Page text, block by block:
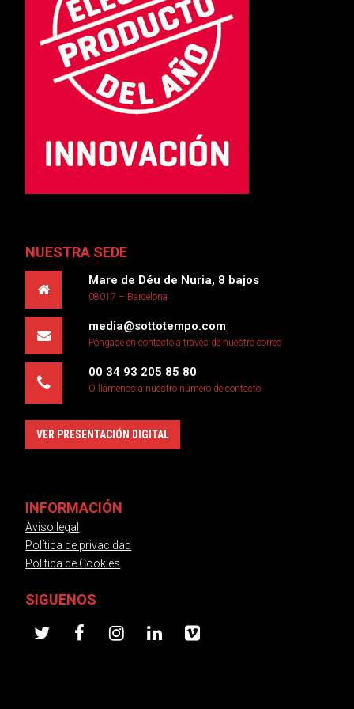
NUESTRA SEDE
Mare de Déu de Nuria, 8 bajos
08017 – Barcelona
media@sottotempo.com
Póngase en contacto a través de nuestro correo
00 34 93 205 85 80
O llámenos a nuestro número de contacto
VER PRESENTACIÓN DIGITAL
INFORMACIÓN
Aviso legal
Política de privacidad
Politica de Cookies
SIGUENOS
twitterfacebookinstagram
linkedinvimeo